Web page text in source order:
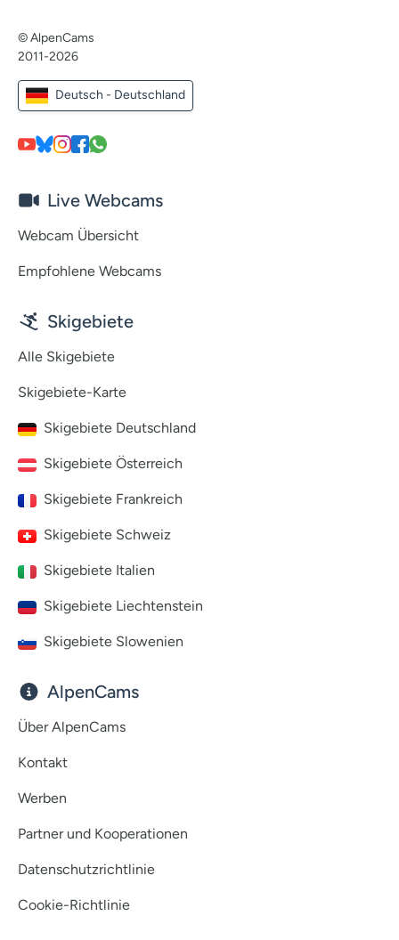
© AlpenCams
2011-2026
Deutsch - Deutschland
Live Webcams
Webcam Übersicht
Empfohlene Webcams
Skigebiete
Alle Skigebiete
Skigebiete-Karte
Skigebiete Deutschland
Skigebiete Österreich
Skigebiete Frankreich
Skigebiete Schweiz
Skigebiete Italien
Skigebiete Liechtenstein
Skigebiete Slowenien
AlpenCams
Über AlpenCams
Kontakt
Werben
Partner und Kooperationen
Datenschutzrichtlinie
Cookie-Richtlinie